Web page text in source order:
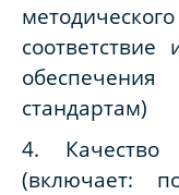
стандартам)
4. Качество
(включает: